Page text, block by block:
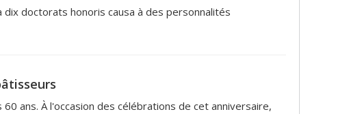
doctorats honoris causa à des personnalités
ans. À l'occasion des célébrations de cet anniversaire,